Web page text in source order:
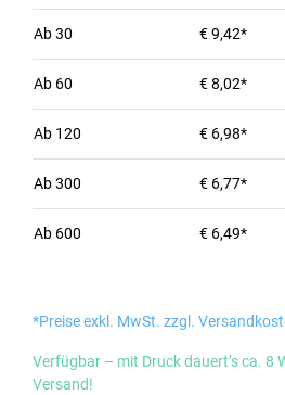
Ab30 € 9,42*
Ab 60 € 8,02*
Ab 120 € 6,98*
Ab300 € 6,77*
Ab 600 € 6,49*
*Preise exkl. MwSt. zzgl.
Verfügbar – mit Druck dauert’s ca. 8
Versand!